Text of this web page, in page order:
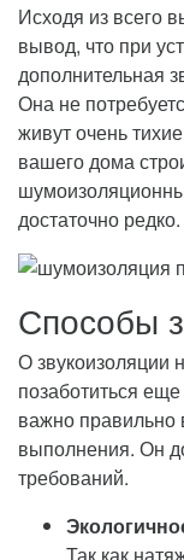
Исходя из всего
вывод, что при
дополнительная
Она не
живут очень
вашего дома
достаточно редко.
Способы
О звукоизоляции
позаботиться
важно правильно
выполнения. Он
требований.
Так как